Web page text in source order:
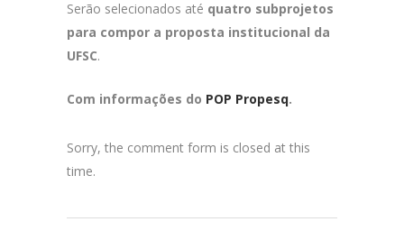
Serão selecionados até quatro subprojetos
para compor a proposta institucional da
UFSC.
Com informações do POP Propesq.
Sorry, the comment form is closed at this
time.